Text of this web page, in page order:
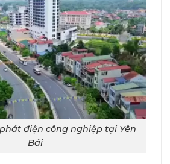
điện công nghiệp tại Yên
Bái